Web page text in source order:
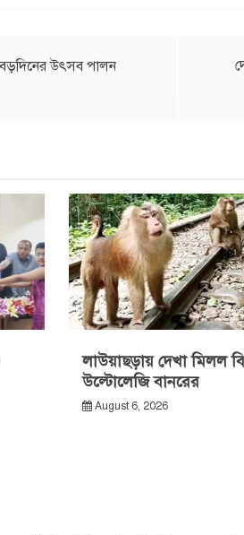
বড়দিনের উৎসব পালন
লাউয়াছড়ায় দেখা মিলল
উল্টোলেজি বানরের
August 6, 2026